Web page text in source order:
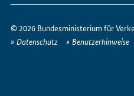
erreichen
Sie
© 2026 Bundesministerium für
Datenschutz
Benutzerhinweise